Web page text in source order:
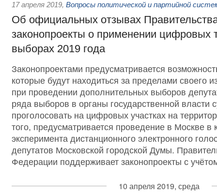
17 апреля 2019, Вопросы политической и партийной
Об официальных отзывах
законопроекты о применении цифровых
выборах 2019 года
Законопроектами предусматривается
которые будут находиться за пределами своего
при проведении дополнительных выборов
ряда выборов в органы государственной власти
проголосовать на цифровых участках на
того, предусматривается проведение в Москве в
эксперимента дистанционного электронного
депутатов Московской городской Думы.
Федерации поддерживает законопроекты с
10 апреля 2019, среда